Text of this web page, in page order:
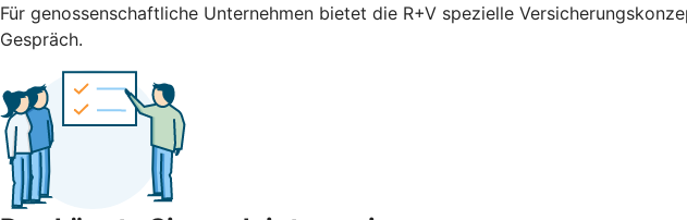
Für genossenschaftliche Unternehmen bietet die R+V spezielle
Gespräch.